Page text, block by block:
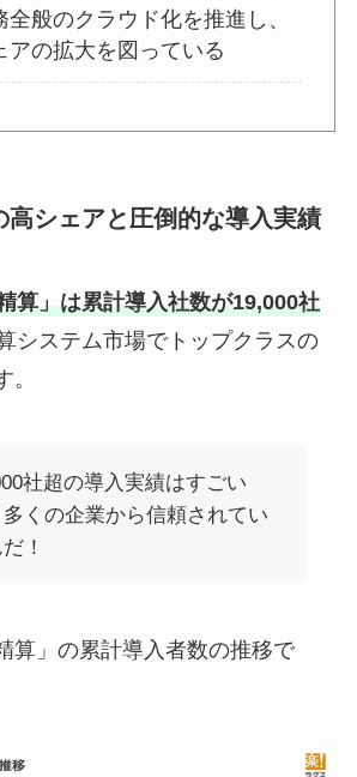
全般のクラウド化を推進し、
アの拡大を図っている
高シェアと圧倒的な導入実績
算」は累計導入社数が19,000社
システム市場でトップクラスの
社超の導入実績はすごい
多くの企業から信頼されてい
！
算」の累計導入者数の推移で